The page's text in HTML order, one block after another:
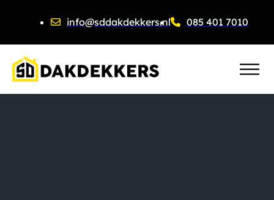
info@sddakdekkers.nl 085 401 7010